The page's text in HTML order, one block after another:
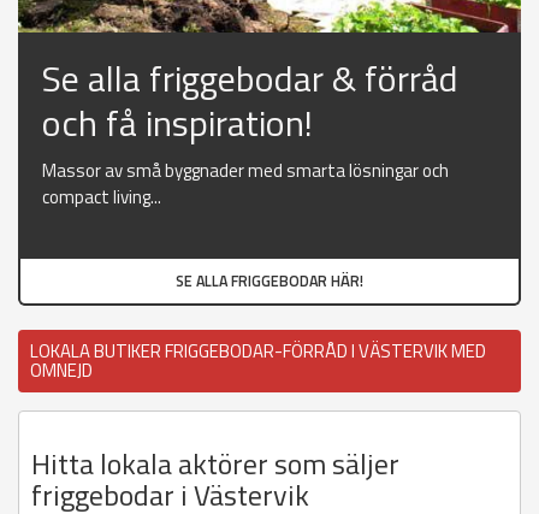
Se alla friggebodar & förråd
och få inspiration!
Massor av små byggnader med smarta lösningar och
compact living...
SE ALLA FRIGGEBODAR HÄR!
LOKALA BUTIKER FRIGGEBODAR-FÖRRÅD I VÄSTERVIK MED
OMNEJD
Hitta lokala aktörer som säljer
friggebodar i Västervik